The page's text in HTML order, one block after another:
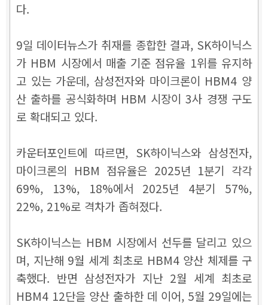
다.
9일 데이터뉴스가 취재를 종합한 결과, SK하이닉스
가 HBM 시장에서 매출 기준 점유율 1위를 유지하
고 있는 가운데, 삼성전자와 마이크론이 HBM4 양
산 출하를 공식화하며 HBM 시장이 3사 경쟁 구도
로 확대되고 있다.
카운터포인트에 따르면, SK하이닉스와 삼성전자,
마이크론의 HBM 점유율은 2025년 1분기 각각
69%, 13%, 18%에서 2025년 4분기 57%,
22%, 21%로 격차가 좁혀졌다.
SK하이닉스는 HBM 시장에서 선두를 달리고 있으
며, 지난해 9월 세계 최초로 HBM4 양산 체제를 구
축했다. 반면 삼성전자가 지난 2월 세계 최초로
HBM4 12단을 양산 출하한 데 이어, 5월 29일에는